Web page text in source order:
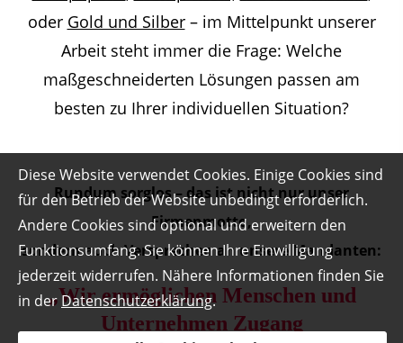
oder Gold und Silber– im Mittelpunkt unserer
Arbeit steht immer die Frage: Welche
maßgeschneiderten Lösungen passen am
besten zu Ihrer individuellen Situation?
Rundum sorglos – das ist nicht nur unser
Firmenmotto,
sondern auch Versprechen an unsere Mandanten:
„Wir ermöglichen Menschen und
Unternehmen Zugang
Diese Website verwendet Cookies. Einige Cookies sind
für den Betrieb der Website unbedingt erforderlich.
Andere Cookies sind optional und erweitern den
Funktionsumfang. Sie können Ihre Einwilligung
jederzeit widerrufen. Nähere Informationen finden Sie
in der Datenschutzerklärung.